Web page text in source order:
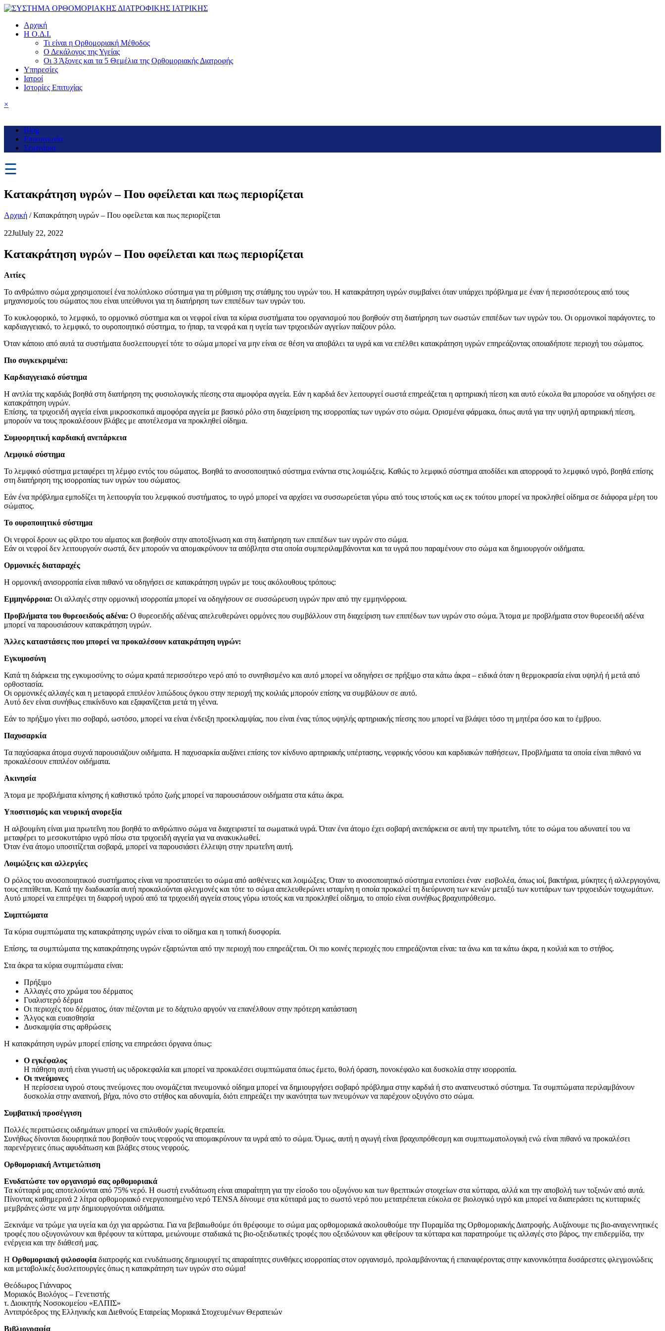
Αρχική
Η Ο.Δ.Ι.
Τι είναι η Ορθομοριακή Μέθοδος
Ο Δεκάλογος της Υγείας
Οι 3 Άξονες και τα 5 Θεμέλια της Ορθομοριακής Διατροφής
Υπηρεσίες
Ιατροί
Ιστορίες Επιτυχίας
×
Blog
Επικοινωνία
Σεμινάρια
☰
Κατακράτηση υγρών – Που οφείλεται και πως περιορίζεται
Αρχική /Κατακράτηση υγρών – Που οφείλεται και πως περιορίζεται
22JulJuly 22, 2022
Κατακράτηση υγρών – Που οφείλεται και πως περιορίζεται
Αιτίες
Το ανθρώπινο σώμα χρησιμοποιεί ένα πολύπλοκο σύστημα για τη ρύθμιση της στάθμης του υγρών του. Η κατακράτηση υγρών συμβαίνει όταν υπάρχει πρόβλημα με έναν ή περισσότερους από τους
μηχανισμούς του σώματος που είναι υπεύθυνοι για τη διατήρηση των επιπέδων των υγρών του.
Το κυκλοφορικό, το λεμφικό, το ορμονικό σύστημα και οι νεφροί είναι τα κύρια συστήματα του οργανισμού που βοηθούν στη διατήρηση των σωστών επιπέδων των υγρών του. Οι ορμονικοί παράγοντες, το
καρδιαγγειακό, το λεμφικό, το ουροποιητικό σύστημα, το ήπαρ, τα νεφρά και η υγεία των τριχοειδών αγγείων παίζουν ρόλο.
Όταν κάποιο από αυτά τα συστήματα δυσλειτουργεί τότε το σώμα μπορεί να μην είναι σε θέση να αποβάλει τα υγρά και να επέλθει κατακράτηση υγρών επηρεάζοντας οποιαδήποτε περιοχή του σώματος.
Πιο συγκεκριμένα:
Καρδιαγγειακό σύστημα
Η αντλία της καρδιάς βοηθά στη διατήρηση της φυσιολογικής πίεσης στα αιμοφόρα αγγεία. Εάν η καρδιά δεν λειτουργεί σωστά επηρεάζεται η αρτηριακή πίεση και αυτό εύκολα θα μπορούσε να οδηγήσει σε
κατακράτηση υγρών.
Επίσης, τα τριχοειδή αγγεία είναι μικροσκοπικά αιμοφόρα αγγεία με βασικό ρόλο στη διαχείριση της ισορροπίας των υγρών στο σώμα. Ορισμένα φάρμακα, όπως αυτά για την υψηλή αρτηριακή πίεση,
μπορούν να τους προκαλέσουν βλάβες με αποτέλεσμα να προκληθεί οίδημα.
Συμφορητική καρδιακή ανεπάρκεια
Λεμφικό σύστημα
Το λεμφικό σύστημα μεταφέρει τη λέμφο εντός του σώματος. Βοηθά το ανοσοποιητικό σύστημα ενάντια στις λοιμώξεις. Καθώς το λεμφικό σύστημα αποδίδει και απορροφά το λεμφικό υγρό, βοηθά επίσης
στη διατήρηση της ισορροπίας των υγρών του σώματος.
Εάν ένα πρόβλημα εμποδίζει τη λειτουργία του λεμφικού συστήματος, το υγρό μπορεί να αρχίσει να συσσωρεύεται γύρω από τους ιστούς και ως εκ τούτου μπορεί να προκληθεί οίδημα σε διάφορα μέρη του
σώματος.
Το ουροποιητικό σύστημα
Οι νεφροί δρουν ως φίλτρο του αίματος και βοηθούν στην αποτοξίνωση και στη διατήρηση των επιπέδων των υγρών στο σώμα.
Εάν οι νεφροί δεν λειτουργούν σωστά, δεν μπορούν να απομακρύνουν τα απόβλητα στα οποία συμπεριλαμβάνονται και τα υγρά που παραμένουν στο σώμα και δημιουργούν οιδήματα.
Ορμονικές διαταραχές
Η ορμονική ανισορροπία είναι πιθανό να οδηγήσει σε κατακράτηση υγρών με τους ακόλουθους τρόπους:
Εμμηνόρροια: Οι αλλαγές στην ορμονική ισορροπία μπορεί να οδηγήσουν σε συσσώρευση υγρών πριν από την εμμηνόρροια.
Προβλήματα του θυρεοειδούς αδένα: Ο θυρεοειδής αδένας απελευθερώνει ορμόνες που συμβάλλουν στη διαχείριση των επιπέδων των υγρών στο σώμα. Άτομα με προβλήματα στον θυρεοειδή αδένα
μπορεί να παρουσιάσουν κατακράτηση υγρών.
Άλλες καταστάσεις που μπορεί να προκαλέσουν κατακράτηση υγρών:
Εγκυμοσύνη
Κατά τη διάρκεια της εγκυμοσύνης το σώμα κρατά περισσότερο νερό από το συνηθισμένο και αυτό μπορεί να οδηγήσει σε πρήξιμο στα κάτω άκρα – ειδικά όταν η θερμοκρασία είναι υψηλή ή μετά από
ορθοστασία.
Οι ορμονικές αλλαγές και η μεταφορά επιπλέον λιπώδους όγκου στην περιοχή της κοιλιάς μπορούν επίσης να συμβάλουν σε αυτό.
Αυτό δεν είναι συνήθως επικίνδυνο και εξαφανίζεται μετά τη γέννα.
Εάν το πρήξιμο γίνει πιο σοβαρό, ωστόσο, μπορεί να είναι ένδειξη προεκλαμψίας, που είναι ένας τύπος υψηλής αρτηριακής πίεσης που μπορεί να βλάψει τόσο τη μητέρα όσο και το έμβρυο.
Παχυσαρκία
Τα παχύσαρκα άτομα συχνά παρουσιάζουν οιδήματα. Η παχυσαρκία αυξάνει επίσης τον κίνδυνο αρτηριακής υπέρτασης, νεφρικής νόσου και καρδιακών παθήσεων, Προβλήματα τα οποία είναι πιθανό να
προκαλέσουν επιπλέον οιδήματα.
Ακινησία
Άτομα με προβλήματα κίνησης ή καθιστικό τρόπο ζωής μπορεί να παρουσιάσουν οιδήματα στα κάτω άκρα.
Υποσιτισμός και νευρική ανορεξία
Η αλβουμίνη είναι μια πρωτεΐνη που βοηθά το ανθρώπινο σώμα να διαχειριστεί τα σωματικά υγρά. Όταν ένα άτομο έχει σοβαρή ανεπάρκεια σε αυτή την πρωτεΐνη, τότε το σώμα του αδυνατεί του να
μεταφέρει το μεσοκυττάριο υγρό πίσω στα τριχοειδή αγγεία για να ανακυκλωθεί.
Όταν ένα άτομο υποσιτίζεται σοβαρά, μπορεί να παρουσιάσει έλλειψη στην πρωτεΐνη αυτή.
Λοιμώξεις και αλλεργίες
Ο ρόλος του ανοσοποιητικού συστήματος είναι να προστατεύει το σώμα από ασθένειες και λοιμώξεις. Όταν το ανοσοποιητικό σύστημα εντοπίσει έναν εισβολέα, όπως ιοί, βακτήρια, μύκητες ή αλλεργιογόνα,
τους επιτίθεται. Κατά την διαδικασία αυτή προκαλούνται φλεγμονές και τότε το σώμα απελευθερώνει ισταμίνη η οποία προκαλεί τη διεύρυνση των κενών μεταξύ των κυττάρων των τριχοειδών τοιχωμάτων.
Αυτό μπορεί να επιτρέψει τη διαρροή υγρού από τα τριχοειδή αγγεία στους γύρω ιστούς και να προκληθεί οίδημα, το οποίο είναι συνήθως βραχυπρόθεσμο.
Συμπτώματα
Τα κύρια συμπτώματα της κατακράτησης υγρών είναι το οίδημα και η τοπική δυσφορία.
Επίσης, τα συμπτώματα της κατακράτησης υγρών εξαρτώνται από την περιοχή που επηρεάζεται. Οι πιο κοινές περιοχές που επηρεάζονται είναι: τα άνω και τα κάτω άκρα, η κοιλιά και το στήθος.
Στα άκρα τα κύρια συμπτώματα είναι:
Πρήξιμο
Αλλαγές στο χρώμα του δέρματος
Γυαλιστερό δέρμα
Οι περιοχές του δέρματος, όταν πιέζονται με το δάχτυλο αργούν να επανέλθουν στην πρότερη κατάσταση
Άλγος και ευαισθησία
Δυσκαμψία στις αρθρώσεις
Η κατακράτηση υγρών μπορεί επίσης να επηρεάσει όργανα όπως:
Ο εγκέφαλος
Η πάθηση αυτή είναι γνωστή ως υδροκεφαλία και μπορεί να προκαλέσει συμπτώματα όπως έμετο, θολή όραση, πονοκέφαλο και δυσκολία στην ισορροπία.
Οι πνεύμονες
Η περίσσεια υγρού στους πνεύμονες που ονομάζεται πνευμονικό οίδημα μπορεί να δημιουργήσει σοβαρό πρόβλημα στην καρδιά ή στο αναπνευστικό σύστημα. Τα συμπτώματα περιλαμβάνουν
δυσκολία στην αναπνοή, βήχα, πόνο στο στήθος και αδυναμία, διότι επηρεάζει την ικανότητα των πνευμόνων να παρέχουν οξυγόνο στο σώμα.
Συμβατική προσέγγιση
Πολλές περιπτώσεις οιδημάτων μπορεί να επιλυθούν χωρίς θεραπεία.
Συνήθως δίνονται διουρητικά που βοηθούν τους νεφρούς να απομακρύνουν τα υγρά από το σώμα. Όμως, αυτή η αγωγή είναι βραχυπρόθεσμη και συμπτωματολογική ενώ είναι πιθανό να προκαλέσει
παρενέργειες όπως αφυδάτωση και βλάβες στους νεφρούς.
Ορθομοριακή Αντιμετώπιση
Ενυδατώστε τον οργανισμό σας ορθομοριακά
Τα κύτταρά μας αποτελούνται από 75% νερό. Η σωστή ενυδάτωση είναι απαραίτητη για την είσοδο του οξυγόνου και των θρεπτικών στοιχείων στα κύτταρα, αλλά και την αποβολή των τοξινών από αυτά.
Πίνοντας καθημερινά 2 λίτρα ορθομοριακό ενεργοποιημένο νερό TENSA δίνουμε στα κύτταρά μας το σωστό νερό που μετατρέπεται εύκολα σε βιολογικό υγρό και μπορεί να διαπεράσει τις κυτταρικές
μεμβράνες ώστε να μην δημιουργούνται οιδήματα.
Ξεκινάμε να τρώμε για υγεία και όχι για αρρώστια. Για να βεβαιωθούμε ότι θρέφουμε το σώμα μας ορθομοριακά ακολουθούμε την Πυραμίδα της Ορθομοριακής Διατροφής. Αυξάνουμε τις βιο-αναγεννητικές
τροφές που οξυγονώνουν και θρέφουν τα κύτταρα, μειώνουμε σταδιακά τις βιο-οξειδωτικές τροφές που οξειδώνουν και φθείρουν τα κύτταρα και παρατηρούμε τις αλλαγές στο βάρος, την επιδερμίδα, την
ενέργεια και την διάθεσή μας.
Η Ορθομοριακή φιλοσοφία διατροφής και ενυδάτωσης δημιουργεί τις απαραίτητες συνθήκες ισορροπίας στον οργανισμό, προλαμβάνοντας ή επαναφέροντας στην κανονικότητα δυσάρεστες φλεγμονώδεις
και μεταβολικές δυσλειτουργίες όπως η κατακράτηση των υγρών στο σώμα!
Θεόδωρος Γιάνναρος
Μοριακός Βιολόγος – Γενετιστής
τ. Διοικητής Νοσοκομείου «ΕΛΠΙΣ»
Αντιπρόεδρος της Ελληνικής και Διεθνούς Εταιρείας Μοριακά Στοχευμένων Θεραπειών
Βιβλιογραφία